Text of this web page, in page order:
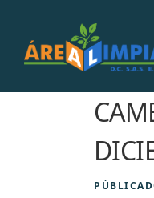
contenido